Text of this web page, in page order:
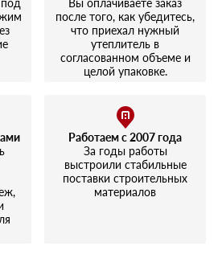
Вы оплачиваете заказ
после того, как убедитесь,
что приехал нужный
утеплитель в
согласованном объеме и
целой упаковке.
Работаем с 2007 года
За годы работы
выстроили стабильные
поставки строительных
материалов